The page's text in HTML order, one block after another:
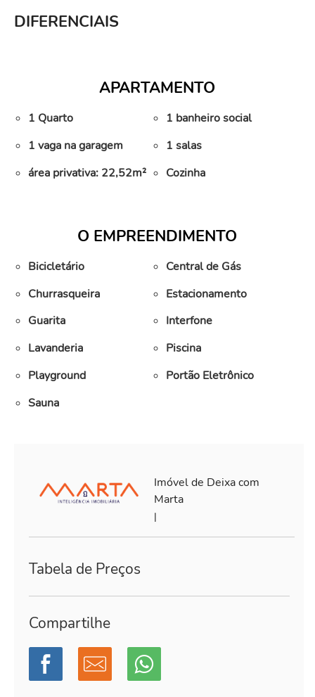
DIFERENCIAIS
APARTAMENTO
1 Quarto
1 banheiro social
1 vaga na garagem
1 salas
área privativa: 22,52m²
Cozinha
O EMPREENDIMENTO
Bicicletário
Central de Gás
Churrasqueira
Estacionamento
Guarita
Interfone
Lavanderia
Piscina
Playground
Portão Eletrônico
Sauna
Imóvel de Deixa com
Marta
|
Tabela de Preços
Compartilhe